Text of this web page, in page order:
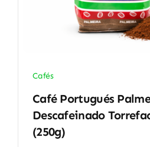
Cafés
Café Portugués
Descafeinado
(250g)